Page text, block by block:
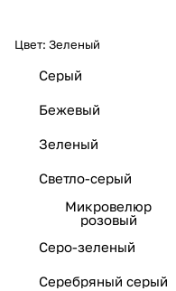
Цвет: Зеленый
Серый
Бежевый
Зеленый
Светло-серый
Микровелюр
розовый
Серо-зеленый
Серебряный серый